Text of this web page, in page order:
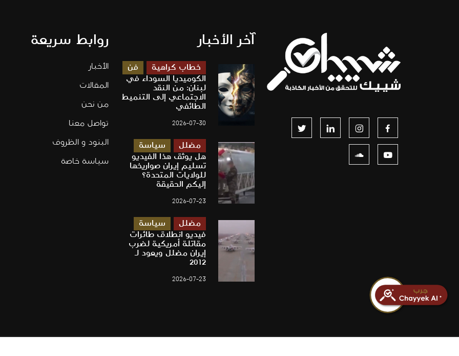
آخر الأخبار
خطاب كراهية
فن
الكوميديا السوداء في
لبنان: من النقد
الاجتماعي إلى التنميط
الطائفي
2026-07-30
مضلل
سياسة
هل يوثق هذا الفيديو
تسليم إيران صواريخها
للولايات المتحدة؟
إليكم الحقيقة
2026-07-23
مضلل
سياسة
فيديو انطلاق طائرات
مقاتلة أمريكية لضرب
إيران مضلل ويعود لـ
2012
2026-07-23
روابط سريعة
الأخبار
المقالات
من نحن
تواصل معنا
البنود و الظروف
سياسة خاصة